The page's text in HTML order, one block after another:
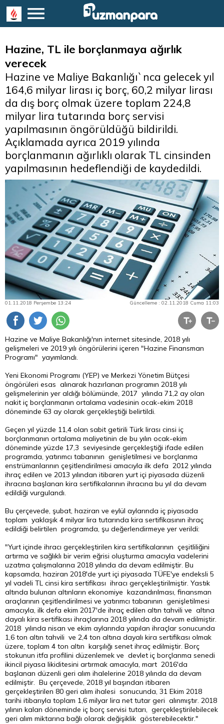
Hazine, TL ile borçlanmaya ağırlık
verecek
Hazine ve Maliye Bakanlığı`nca gelecek yıl
164,6 milyar lirası iç borç, 60,2 milyar lirası
da dış borç olmak üzere toplam 224,8
milyar lira tutarında borç servisi
yapılmasının öngörüldüğü bildirildi.
Açıklamada ayrıca 2019 yılında
borçlanmanın ağırlıklı olarak TL cinsinden
yapılmasının hedeflendiği de kaydedildi.
01.11.2018 Perşembe 13:24 Güncelleme : 02.11.2018 Cuma 11:03
Hazine ve Maliye Bakanlığı'nın internet sitesinde, 2018 yılı
gelişmeleri ve 2019 yılı öngörülerini içeren "Hazine Finansman
Programı" yayımlandı.
Yeni Ekonomi Programı (YEP) ve Merkezi Yönetim Bütçesi
öngörüleri esas alınarak hazırlanan programın 2018 yılı
gelişmelerinin yer aldığı bölümünde, 2017 yılında 71,2 ay olan
nakit iç borçlanmanın ortalama vadesinin ocak-ekim 2018
döneminde 63 ay olarak gerçekleştiği belirtildi.
Geçen yıl yüzde 11,4 olan sabit getirili Türk lirası cinsi iç
borçlanmanın ortalama maliyetinin de bu yılın ocak-ekim
döneminde yüzde 17,3 seviyesinde gerçekleştiği ifade edilen
programda, yatırımcı tabanının genişletilmesi ve borçlanma
enstrümanlarının çeşitlendirilmesi amacıyla ilk defa 2012 yılında
ihraç edilen ve 2013 yılından itibaren yurt içi piyasada düzenli
ihracına başlanan kira sertifikalarının ihracına bu yıl da devam
edildiği vurgulandı.
Bu çerçevede, şubat, haziran ve eylül aylarında iç piyasada
toplam yaklaşık 4 milyar lira tutarında kira sertifikasının ihraç
edildiği belirtilen programda, şu değerlendirmeye yer verildi:
"Yurt içinde ihracı gerçekleştirilen kira sertifikalarının çeşitliliğini
artırma ve sağlıklı bir verim eğrisi oluşturma amacıyla vadelerini
uzatma çalışmalarına 2018 yılında da devam edilmiştir. Bu
kapsamda, haziran 2018'de yurt içi piyasada TÜFE'ye endeksli 5
yıl vadeli TL cinsi kira sertifikası ihracı gerçekleştirilmiştir. Yastık
altında bulunan altınların ekonomiye kazandırılması, finansman
araçlarının çeşitlendirilmesi ve yatırımcı tabanının genişletilmesi
amacıyla, ilk defa ekim 2017'de ihraç edilen altın tahvili ve altına
dayalı kira sertifikası ihraçlarına 2018 yılında da devam edilmiştir.
2018 yılında nisan ve ekim aylarında yapılan ihraçlar sonucunda
1,6 ton altın tahvili ve 2,4 ton altına dayalı kira sertifikası olmak
üzere, toplam 4 ton altın karşılığı senet ihraç edilmiştir. Borç
stokunun itfa profilini düzenlemek ve devlet iç borçlanma senedi
ikincil piyasa likiditesini artırmak amacıyla, mart 2016'da
başlanan düzenli geri alım ihalelerine 2018 yılında da devam
edilmiştir. Bu çerçevede, 2018 yıl başından itibaren
gerçekleştirilen 80 geri alım ihalesi sonucunda, 31 Ekim 2018
tarihi itibarıyla toplam 1,6 milyar lira net tutar geri alınmıştır. 2018
yılının kalan döneminde iç borç servisi tutarı, gerçekleştirilebilecek
geri alım miktarına bağlı olarak değişiklik gösterebilecektir."